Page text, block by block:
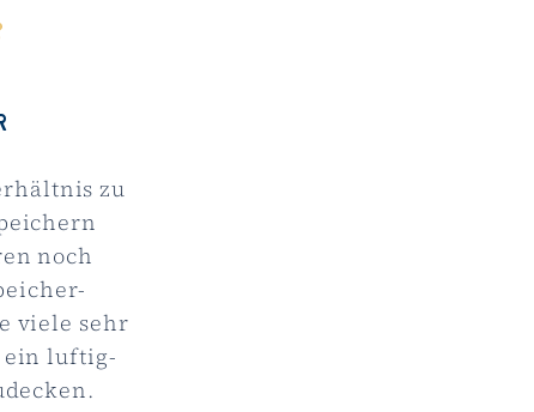
zu
noch
viele sehr
ein luftig-